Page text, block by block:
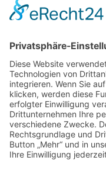
Gewerbeportal
Sprechzeiten
Mo 09.00 - 12.00 Uhr
Di
13.00 - 16.00 Uhr
Mi geschlossen
Do 09.00 - 12.00 und
Fr
09.00 - 12.00 Uhr
Navigation überspringen